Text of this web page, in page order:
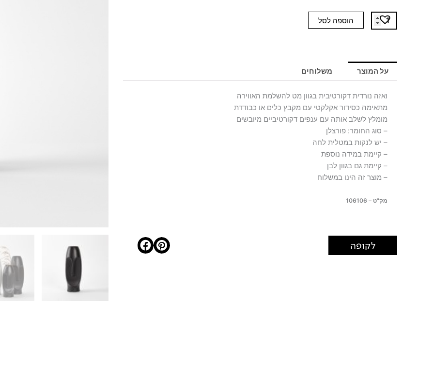
כמות
של
שחורה
FACE
הוספה לסל
על המוצר משלוחים
ואזה נורדית דקורטיבית בגוון מט להשלמת האווירה
מתאימה כסידור אקלקטי עם מקבץ כלים או כבודדת
מומלץ לשלב אותה עם ענפים דקורטיביים מיובשים
– סוג החומר: פורצלן
– יש לנקות במטלית לחה
– קיימת במידה נוספת
– קיימת גם בגוון לבן
– מוצר זה הינו במשלוח
מק"ט – 106106
לקופה